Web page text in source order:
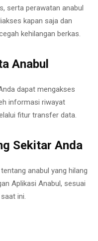
serta perawatan anabul
kapan saja dan
kehilangan berkas.
Anabul
dapat mengakses
informasi riwayat
fitur transfer data.
Sekitar Anda
anabul yang hilang
Aplikasi Anabul, sesuai
ini.